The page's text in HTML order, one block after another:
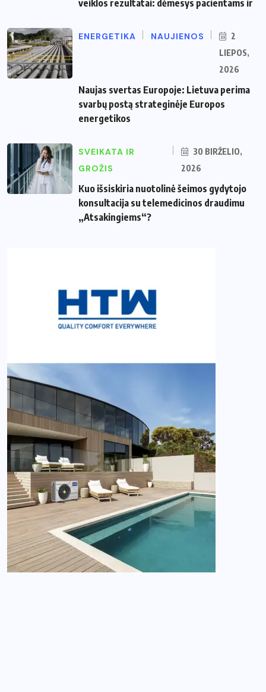
veiklos rezultatai: dėmesys pacientams ir
ENERGETIKA NAUJIENOS
2
LIEPOS,
2026
Naujas svertas Europoje: Lietuva perima
svarbų postą strateginėje Europos
energetikos
SVEIKATA IR
GROŽIS
30 BIRŽELIO,
2026
Kuo išsiskiria nuotolinė šeimos gydytojo
konsultacija su telemedicinos draudimu
„Atsakingiems“?